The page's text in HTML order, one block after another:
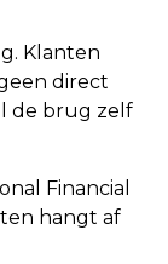
Klanten
direct
de brug zelf
Financial
hangt af